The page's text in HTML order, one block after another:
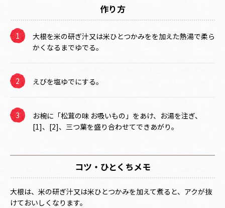
作り方
大根を米の研ぎ汁又は米ひとつかみをを加えた熱湯で柔ら
かくなるまでゆでる。
えびを塩ゆでにする。
お椀に「松茸の味 お吸いもの」をあけ、お湯を注ぎ、
[1]、[2]、三つ葉を盛り合わせてできあがり。
コツ・ひとくちメモ
大根は、米の研ぎ汁又は米ひとつかみを加えて煮ると、アクが抜
けておいしくなります。